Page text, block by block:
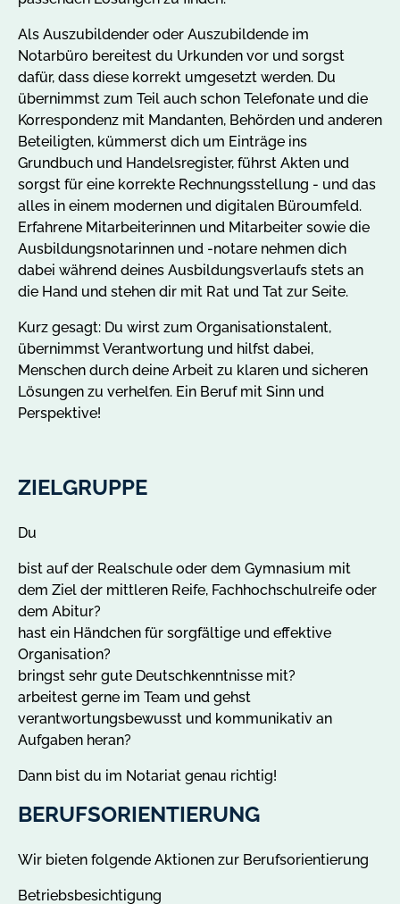
Als Auszubildender oder Auszubildende im
Notarbüro bereitest du Urkunden vor und sorgst
dafür, dass diese korrekt umgesetzt werden. Du
übernimmst zum Teil auch schon Telefonate und die
Korrespondenz mit Mandanten, Behörden und anderen
Beteiligten, kümmerst dich um Einträge ins
Grundbuch und Handelsregister, führst Akten und
sorgst für eine korrekte Rechnungsstellung - und das
alles in einem modernen und digitalen Büroumfeld.
Erfahrene Mitarbeiterinnen und Mitarbeiter sowie die
Ausbildungsnotarinnen und -notare nehmen dich
dabei während deines Ausbildungsverlaufs stets an
die Hand und stehen dir mit Rat und Tat zur Seite.
Kurz gesagt: Du wirst zum Organisationstalent,
übernimmst Verantwortung und hilfst dabei,
Menschen durch deine Arbeit zu klaren und sicheren
Lösungen zu verhelfen. Ein Beruf mit Sinn und
Perspektive!
ZIELGRUPPE
Du
bist auf der Realschule oder dem Gymnasium mit
dem Ziel der mittleren Reife, Fachhochschulreife oder
dem Abitur?
hast ein Händchen für sorgfältige und effektive
Organisation?
bringst sehr gute Deutschkenntnisse mit?
arbeitest gerne im Team und gehst
verantwortungsbewusst und kommunikativ an
Aufgaben heran?
Dann bist du im Notariat genau richtig!
BERUFSORIENTIERUNG
Wir bieten folgende Aktionen zur Berufsorientierung
Betriebsbesichtigung